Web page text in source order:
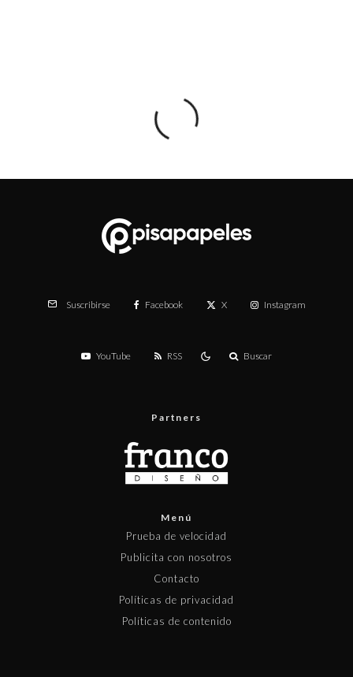
Suscribirse Facebook X Instagram
YouTube RSS Buscar
Partners
Menú
Prueba de velocidad
Publicita con nosotros
Contacto
Políticas de privacidad
Políticas de contenido